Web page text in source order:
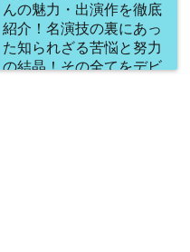
んの魅力・出演作を徹底
紹介！名演技の裏にあっ
た知られざる苦悩と努力
の結晶！その全てをデビ